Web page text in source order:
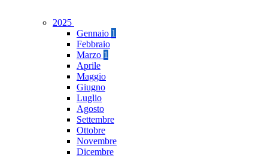
2025
Gennaio 1
Febbraio
Marzo 1
Aprile
Maggio
Giugno
Luglio
Agosto
Settembre
Ottobre
Novembre
Dicembre